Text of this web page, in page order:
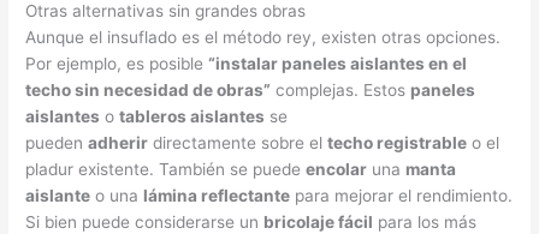
Otras alternativas sin grandes obras
Aunque el insuflado es el método rey, existen otras opciones.
Por ejemplo, es posible“instalar paneles aislantes en el
techo sin necesidad de obras” complejas. Estos paneles
aislantes otableros aislantes se
puedenadherir directamente sobre eltecho registrable o el
pladur existente. También se puedeencolar una manta
aislante o una lámina reflectante para mejorar el rendimiento.
Si bien puede considerarse un bricolaje fácil para los más